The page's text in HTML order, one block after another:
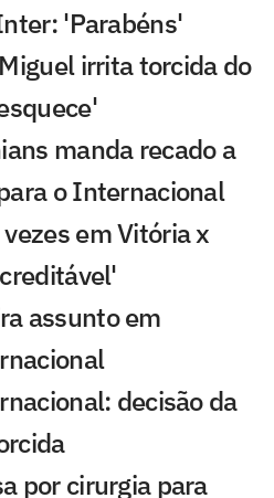
'Parabéns'
irrita torcida do
manda recado a
o Internacional
em Vitória x
assunto em
decisão da
por cirurgia para